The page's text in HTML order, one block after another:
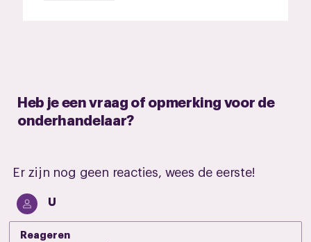
Heb je een vraag of opmerking voor de
onderhandelaar?
Er zijn nog geen reacties, wees de eerste!
U
Reageren